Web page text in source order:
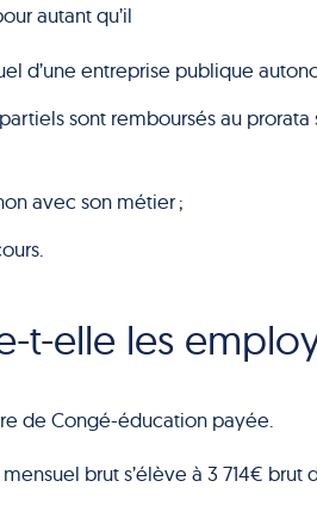
autant qu’il
d’une entreprise publique
sont remboursés au
avec son métier ;
t-elle les
de Congé-éducation payée.
brut s’élève à 3 714€ brut